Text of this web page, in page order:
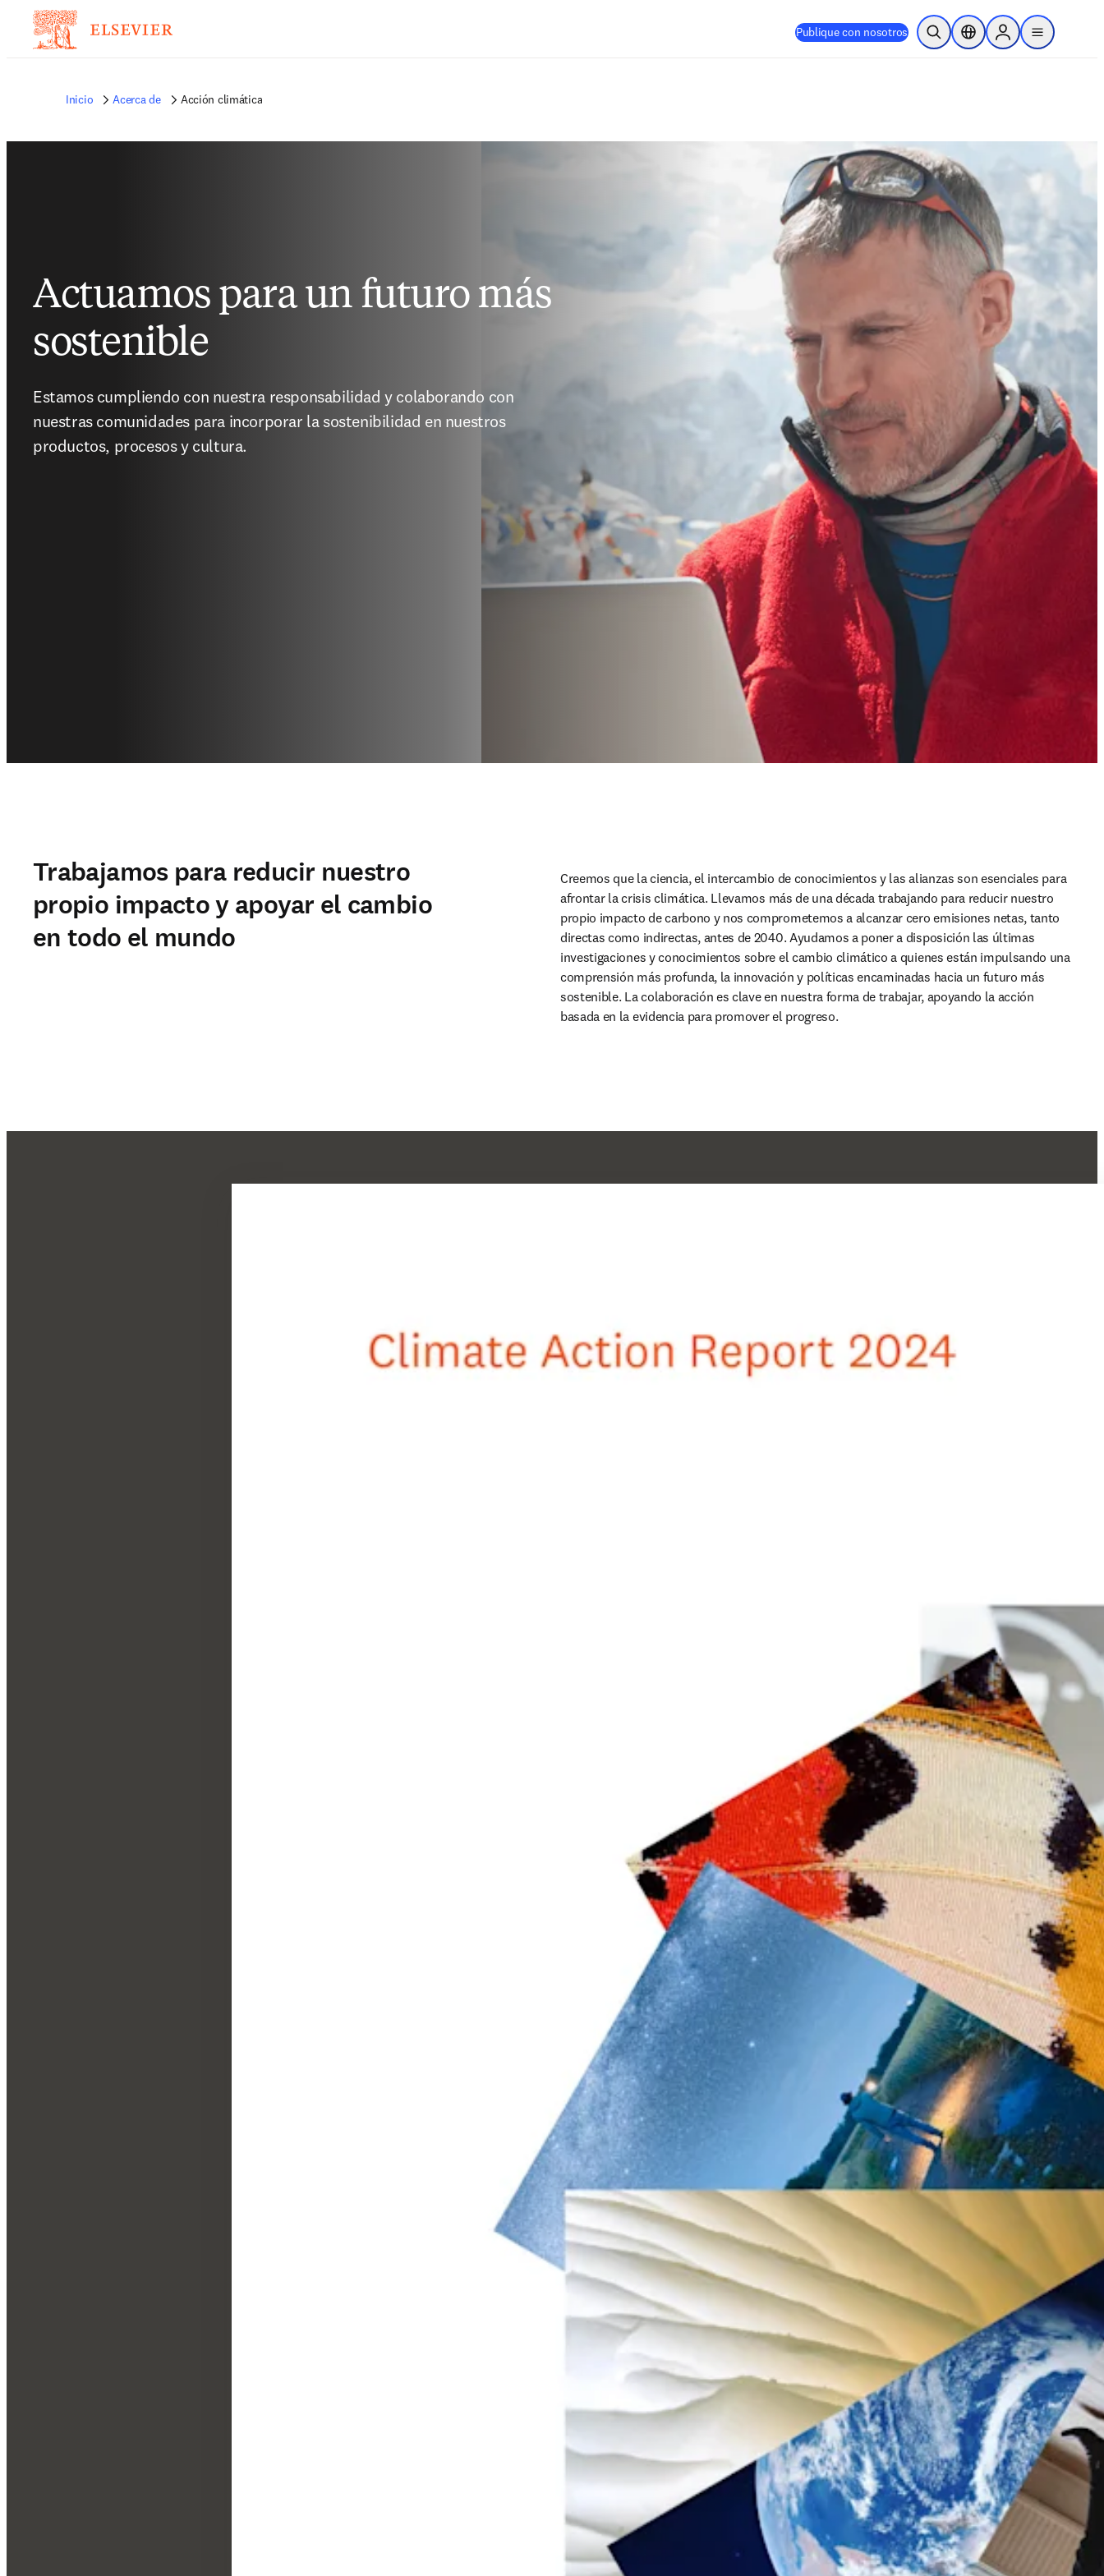
Publique con nosotros Abrir búsquedaSelector de ubicación
Sign in to products
menu
Inicio Acerca de Acción climática
Actuamos para un futuro más
sostenible
Estamos cumpliendo con nuestra responsabilidad y colaborando con
nuestras comunidades para incorporar la sostenibilidad en nuestros
productos, procesos y cultura.
Trabajamos para reducir nuestro
propio impacto y apoyar el cambio
en todo el mundo
Creemos que la ciencia, el intercambio de conocimientos y las alianzas son esenciales para
afrontar la crisis climática. Llevamos más de una década trabajando para reducir nuestro
propio impacto de carbono y nos comprometemos a alcanzar cero emisiones netas, tanto
directas como indirectas, antes de 2040. Ayudamos a poner a disposición las últimas
investigaciones y conocimientos sobre el cambio climático a quienes están impulsando una
comprensión más profunda, la innovación y políticas encaminadas hacia un futuro más
sostenible. La colaboración es clave en nuestra forma de trabajar, apoyando la acción
basada en la evidencia para promover el progreso.